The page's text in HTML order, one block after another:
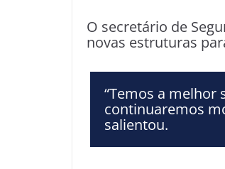
O secretário de
novas estruturas
“Temos a melhor
continuaremos
salientou.